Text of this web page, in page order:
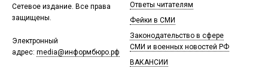
Сетевое издание. Все права
защищены.
Электронный
адрес: media@информбюро.рф
Ответы читателям
Фейки в СМИ
Законодательство в сфере
СМИ и военных новостей РФ
ВАКАНСИИ